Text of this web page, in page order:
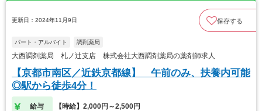
更新日：2024年11月9日 保存する
パート・アルバイト 調剤薬局
大西調剤薬局 札ノ辻支店 株式会社大西調剤薬局の薬剤師求人
【京都市南区／近鉄京都線】 午前のみ、扶養内可能
◎駅から徒歩4分！
給与 【時給】2,000円～2,500円